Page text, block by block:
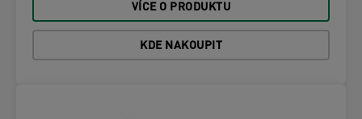
VÍCE O PRODUKTU
KDE NAKOUPIT